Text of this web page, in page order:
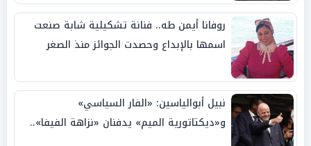
روفانا أيمن طه.. فنانة تشكيلية شابة صنعت
اسمها بالإبداع وحصدت الجوائز منذ الصغر
نبيل أبوالياسين: «الفار السياسي»
و«ديكتاتورية الميم» يدفنان «نزاهة الفيفا»..